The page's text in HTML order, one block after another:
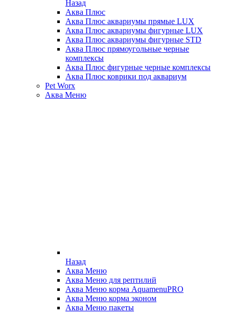
Назад
Аква Плюс
Аква Плюс аквариумы прямые LUX
Аква Плюс аквариумы фигурные LUX
Аква Плюс аквариумы фигурные STD
Аква Плюс прямоугольные черные
комплексы
Аква Плюс фигурные черные комплексы
Аква Плюс коврики под аквариум
Pet Worx
Аква Меню
Назад
Аква Меню
Аква Меню для рептилий
Аква Меню корма AquamenuPRO
Аква Меню корма эконом
Аква Меню пакеты